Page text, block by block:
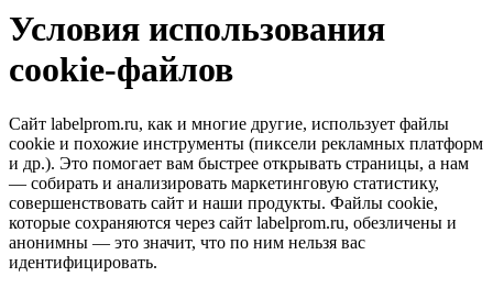
Условия использования
cookie-файлов
Сайт labelprom.ru, как и многие другие, использует файлы
cookie и похожие инструменты (пиксели рекламных платформ
и др.). Это помогает вам быстрее открывать страницы, а нам
— собирать и анализировать маркетинговую статистику,
совершенствовать сайт и наши продукты. Файлы сookie,
которые сохраняются через сайт labelprom.ru, обезличены и
анонимны — это значит, что по ним нельзя вас
идентифицировать.